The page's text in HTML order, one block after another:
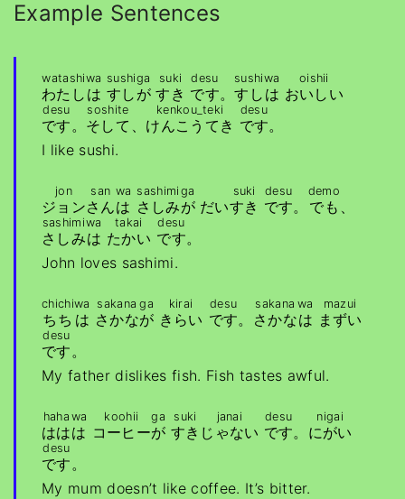
Example Sentences
わたし
watashi
は
wa
すし
sushi
が
ga
すき
suki
です
desu
。すし
sushi
は
wa
おいしい
oishii
です
desu
。 そして
soshite
、 けんこうてき
kenkou_teki
です
desu
。
I like sushi.
ジョン
jon
さん
san
は
wa
さしみ
sashimi
が
ga
だいすき
suki
です
desu
。 でも
demo
、
さしみ
sashimi
は
wa
たかい
takai
です
desu
。
John loves sashimi.
ちち
chichi
は
wa
さかな
sakana
が
ga
きらい
kirai
です
desu
。 さかな
sakana
は
wa
まずい
mazui
です
desu
。
My father dislikes fish. Fish tastes awful.
はは
haha
は
wa
コーヒー
koohii
が
ga
すき
suki
じゃない
janai
です
desu
。 にがい
nigai
です
desu
。
My mum doesn’t like coffee. It’s bitter.